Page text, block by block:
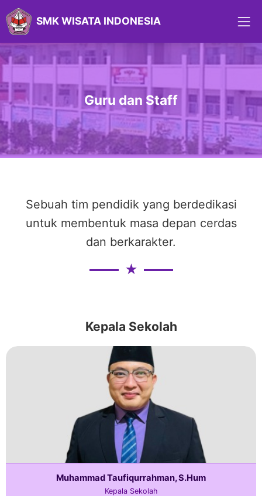
SMK WISATA INDONESIA
Guru dan Staff
Sebuah tim pendidik yang berdedikasi
untuk membentuk masa depan cerdas
dan berkarakter.
★
Kepala Sekolah
Muhammad Taufiqurrahman, S.Hum
Kepala Sekolah